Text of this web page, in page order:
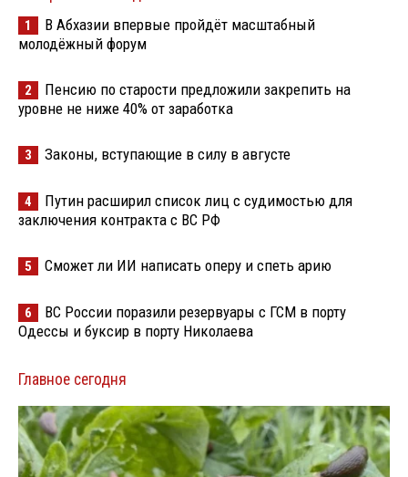
1
В Абхазии впервые пройдёт масштабный
молодёжный форум
2
Пенсию по старости предложили закрепить на
уровне не ниже 40% от заработка
3 Законы, вступающие в силу в августе
4
Путин расширил список лиц с судимостью для
заключения контракта с ВС РФ
5 Сможет ли ИИ написать оперу и спеть арию
6
ВС России поразили резервуары с ГСМ в порту
Одессы и буксир в порту Николаева
Главное сегодня